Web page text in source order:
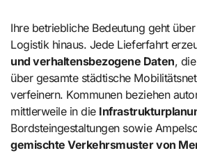
Ihre betriebliche Bedeutung geht
Logistik hinaus. Jede Lieferfahrt
und verhaltensbezogene Daten,
über gesamte städtische
verfeinern. Kommunen beziehen
mittlerweile in die
Bordsteingestaltungen sowie
gemischte Verkehrsmuster von